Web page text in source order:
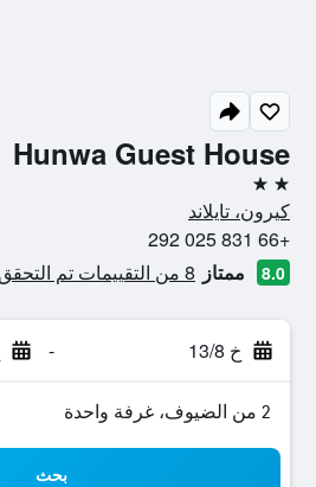
Hunwa Guest House
2 نجمتين
كيرون، تايلاند
+66 831 025 292
8.0 ممتاز 8 من التقييمات تم التحقق منها
خ 13/8 -
2 من الضيوف، غرفة واحدة
بحث